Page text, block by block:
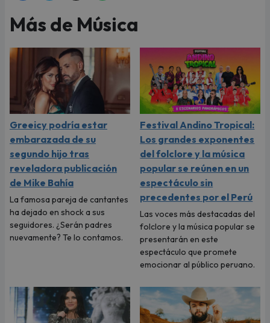
Más de Música
Greeicy podría estar
embarazada de su
segundo hijo tras
reveladora publicación
de Mike Bahía
La famosa pareja de cantantes
ha dejado en shock a sus
seguidores. ¿Serán padres
nuevamente? Te lo contamos.
Festival Andino Tropical:
Los grandes exponentes
del folclore y la música
popular se reúnen en un
espectáculo sin
precedentes por el Perú
Las voces más destacadas del
folclore y la música popular se
presentarán en este
espectáculo que promete
emocionar al público peruano.